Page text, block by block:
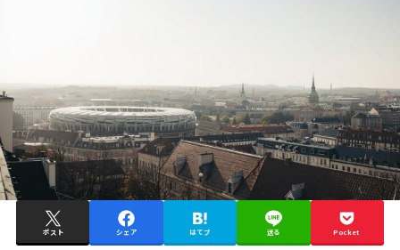
ポスト シェア はてブ 送る Pocket